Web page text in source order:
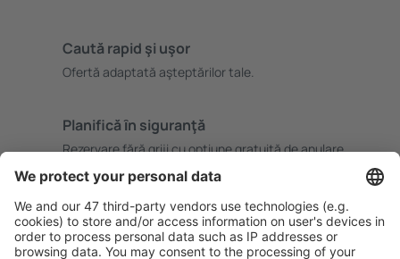
Caută rapid şi uşor
Ofertă adaptată aşteptărilor tale.
Planifică ȋn siguranţă
Rezervare fără griji cu opțiune gratuită de anulare.
Economiseşte mai mult
Prețuri atractive și oferte speciale pentru utilizatorii
conectați.